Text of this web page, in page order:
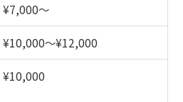
¥7,000～
¥10,000～¥12,000
¥10,000